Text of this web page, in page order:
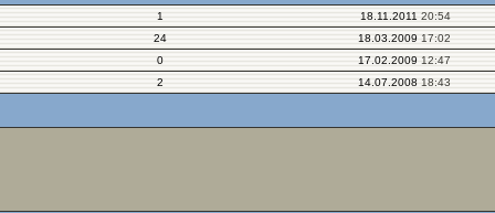
1 18.11.2011 20:54
24 18.03.2009 17:02
0 17.02.2009 12:47
2 14.07.2008 18:43